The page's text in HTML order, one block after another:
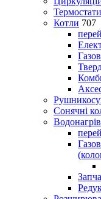
Термостати
Котли 707
Сонячні